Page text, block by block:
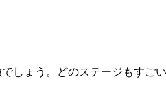
しょう。どのステージもすご